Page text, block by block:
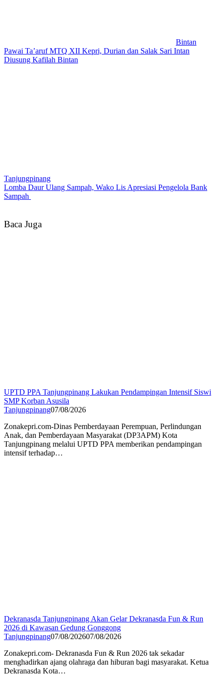
Bintan
Pawai Ta’aruf MTQ XII Kepri, Durian dan Salak Sari Intan
Diusung Kafilah Bintan
Tanjungpinang
Lomba Daur Ulang Sampah, Wako Lis Apresiasi Pengelola Bank
Sampah
Baca Juga
UPTD PPA Tanjungpinang Lakukan Pendampingan Intensif Siswi
SMP Korban Asusila
Tanjungpinang07/08/2026
Zonakepri.com-Dinas Pemberdayaan Perempuan, Perlindungan
Anak, dan Pemberdayaan Masyarakat (DP3APM) Kota
Tanjungpinang melalui UPTD PPA memberikan pendampingan
intensif terhadap…
Dekranasda Tanjungpinang Akan Gelar Dekranasda Fun & Run
2026 di Kawasan Gedung Gonggong
Tanjungpinang07/08/202607/08/2026
Zonakepri.com- Dekranasda Fun & Run 2026 tak sekadar
menghadirkan ajang olahraga dan hiburan bagi masyarakat. Ketua
Dekranasda Kota…